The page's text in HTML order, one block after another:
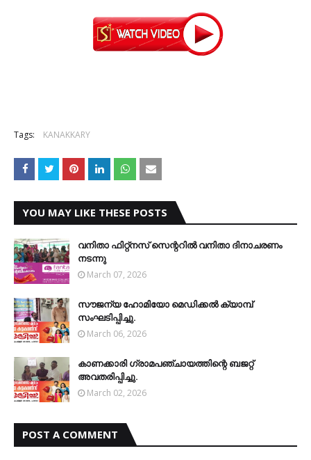
Tags: KANAKKARY
YOU MAY LIKE THESE POSTS
വനിതാ ഫിറ്റ്‌നസ് സെന്ററില്‍ വനിതാ ദിനാചരണം
നടന്നു
March 07, 2026
സൗജന്യ ഹോമിയോ മെഡിക്കല്‍ ക്യാമ്പ്
സംഘടിപ്പിച്ചു.
March 06, 2026
കാണക്കാരി ഗ്രാമപഞ്ചായത്തിന്റെ ബജറ്റ്
അവതരിപ്പിച്ചു.
March 02, 2026
POST A COMMENT